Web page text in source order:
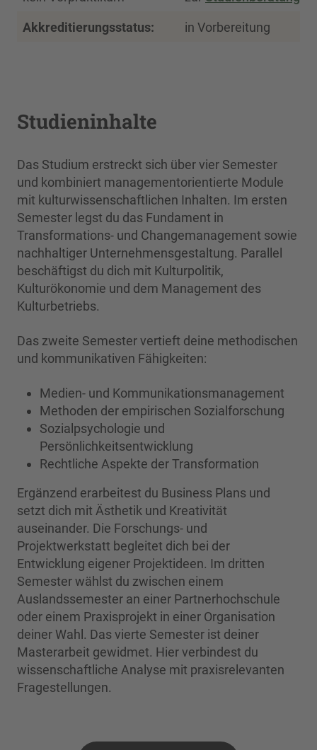
Akkreditierungsstatus: in Vorbereitung
Studieninhalte
Das Studium erstreckt sich über vier Semester
und kombiniert managementorientierte Module
mit kulturwissenschaftlichen Inhalten. Im ersten
Semester legst du das Fundament in
Transformations- und Changemanagement sowie
nachhaltiger Unternehmensgestaltung. Parallel
beschäftigst du dich mit Kulturpolitik,
Kulturökonomie und dem Management des
Kulturbetriebs.
Das zweite Semester vertieft deine methodischen
und kommunikativen Fähigkeiten:
Medien- und Kommunikationsmanagement
Methoden der empirischen Sozialforschung
Sozialpsychologie und
Persönlichkeitsentwicklung
Rechtliche Aspekte der Transformation
Ergänzend erarbeitest du Business Plans und
setzt dich mit Ästhetik und Kreativität
auseinander. Die Forschungs- und
Projektwerkstatt begleitet dich bei der
Entwicklung eigener Projektideen. Im dritten
Semester wählst du zwischen einem
Auslandssemester an einer Partnerhochschule
oder einem Praxisprojekt in einer Organisation
deiner Wahl. Das vierte Semester ist deiner
Masterarbeit gewidmet. Hier verbindest du
wissenschaftliche Analyse mit praxisrelevanten
Fragestellungen.